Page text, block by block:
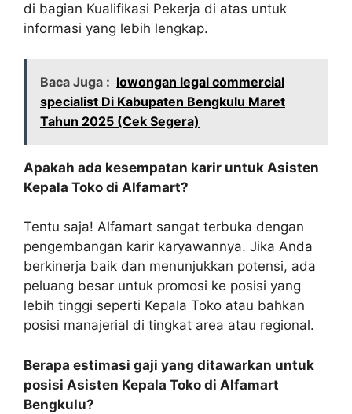
di bagian Kualifikasi Pekerja di atas untuk
informasi yang lebih lengkap.
Baca Juga : lowongan legal commercial
specialist Di Kabupaten Bengkulu Maret
Tahun 2025 (Cek Segera)
Apakah ada kesempatan karir untuk Asisten
Kepala Toko di Alfamart?
Tentu saja! Alfamart sangat terbuka dengan
pengembangan karir karyawannya. Jika Anda
berkinerja baik dan menunjukkan potensi, ada
peluang besar untuk promosi ke posisi yang
lebih tinggi seperti Kepala Toko atau bahkan
posisi manajerial di tingkat area atau regional.
Berapa estimasi gaji yang ditawarkan untuk
posisi Asisten Kepala Toko di Alfamart
Bengkulu?